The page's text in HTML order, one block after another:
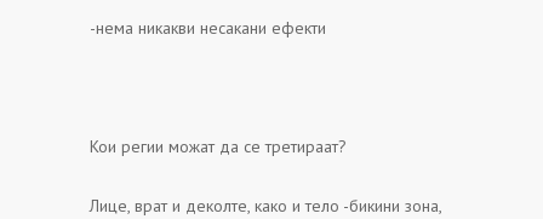
-нема никакви несакани ефекти
Кои регии можат да се третираат?
Лице, врат и деколте, како и тело -бикини зона,